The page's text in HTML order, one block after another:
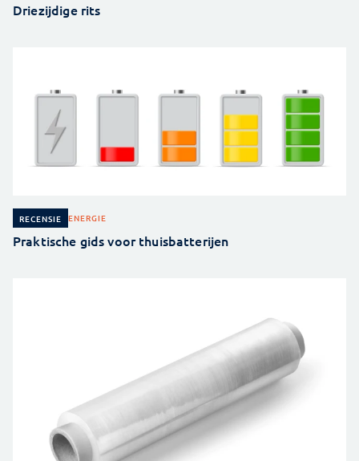
Driezijdige rits
RECENSIE ENERGIE
Praktische gids voor thuisbatterijen